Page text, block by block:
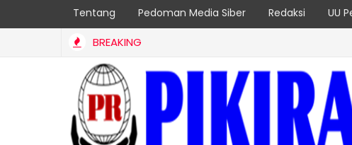
Tentang Pedoman Media Siber Redaksi UU
BREAKING
Terbaik Sumbar, Borong 2 Prestasi Sekaligus